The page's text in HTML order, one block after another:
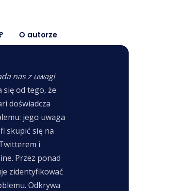
O autorze
nas z uwagi
się od tego, że
doświadcza
jego uwaga
skupić się na
i
Przez ponad
zidentyfikować
Odkrywa